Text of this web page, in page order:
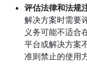
评估法律和法规
解决方案时需要
义务可能不适合
平台或解决方案
准则禁止的使用